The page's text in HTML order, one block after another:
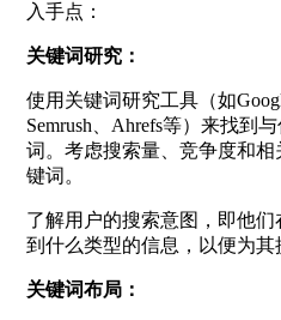
入手点：
关键词研究：
使用关键词研究工具（如
Semrush、Ahrefs等）来找到
词。考虑搜索量、竞争度和
键词。
了解用户的搜索意图，即他
到什么类型的信息，以便为其
关键词布局：